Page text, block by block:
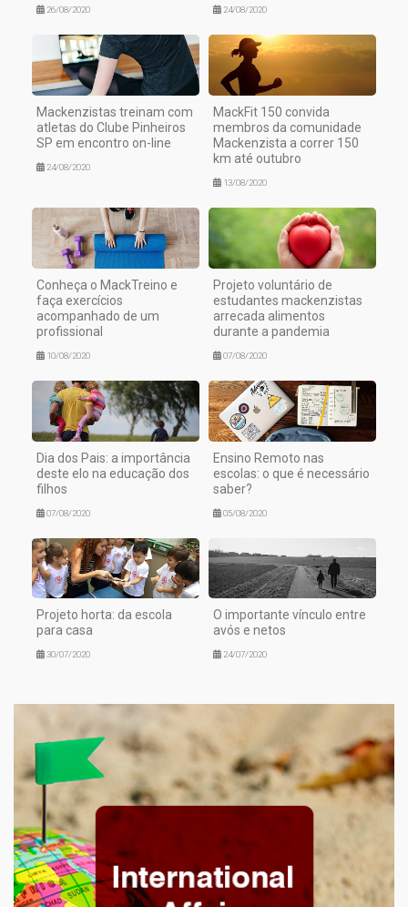
26/08/2020 24/08/2020
Mackenzistas treinam com
atletas do Clube Pinheiros
SP em encontro on-line
24/08/2020
MackFit 150 convida
membros da comunidade
Mackenzista a correr 150
km até outubro
13/08/2020
Conheça o MackTreino e
faça exercícios
acompanhado de um
profissional
10/08/2020
Projeto voluntário de
estudantes mackenzistas
arrecada alimentos
durante a pandemia
07/08/2020
Dia dos Pais: a importância
deste elo na educação dos
filhos
07/08/2020
Ensino Remoto nas
escolas: o que é necessário
saber?
05/08/2020
Projeto horta: da escola
para casa
30/07/2020
O importante vínculo entre
avós e netos
24/07/2020